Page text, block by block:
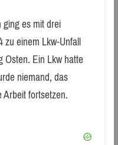
es mit drei
zu einem Lkw-Unfall
Ein Lkw hatte
niemand, das
fortsetzen.